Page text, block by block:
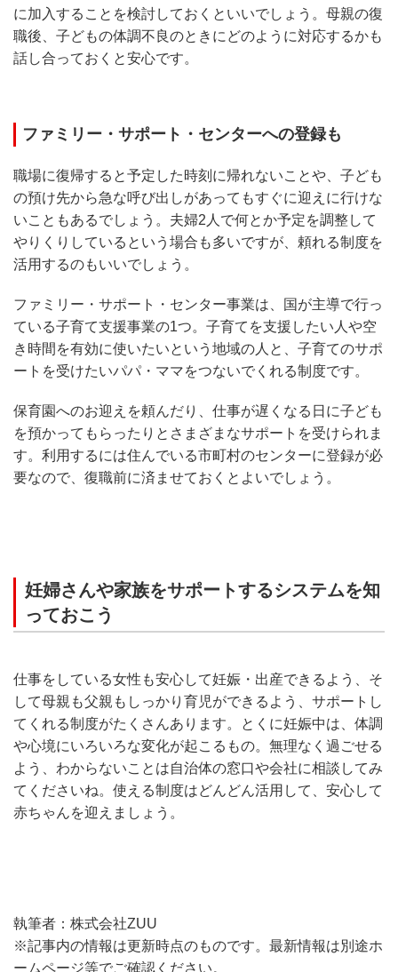
に加入することを検討しておくといいでしょう。母親の復
職後、子どもの体調不良のときにどのように対応するかも
話し合っておくと安心です。
ファミリー・サポート・センターへの登録も
職場に復帰すると予定した時刻に帰れないことや、子ども
の預け先から急な呼び出しがあってもすぐに迎えに行けな
いこともあるでしょう。夫婦2人で何とか予定を調整して
やりくりしているという場合も多いですが、頼れる制度を
活用するのもいいでしょう。
ファミリー・サポート・センター事業は、国が主導で行っ
ている子育て支援事業の1つ。子育てを支援したい人や空
き時間を有効に使いたいという地域の人と、子育てのサポ
ートを受けたいパパ・ママをつないでくれる制度です。
保育園へのお迎えを頼んだり、仕事が遅くなる日に子ども
を預かってもらったりとさまざまなサポートを受けられま
す。利用するには住んでいる市町村のセンターに登録が必
要なので、復職前に済ませておくとよいでしょう。
妊婦さんや家族をサポートするシステムを知
っておこう
仕事をしている女性も安心して妊娠・出産できるよう、そ
して母親も父親もしっかり育児ができるよう、サポートし
てくれる制度がたくさんあります。とくに妊娠中は、体調
や心境にいろいろな変化が起こるもの。無理なく過ごせる
よう、わからないことは自治体の窓口や会社に相談してみ
てくださいね。使える制度はどんどん活用して、安心して
赤ちゃんを迎えましょう。
執筆者：株式会社ZUU
※記事内の情報は更新時点のものです。最新情報は別途ホ
ームページ等でご確認ください。